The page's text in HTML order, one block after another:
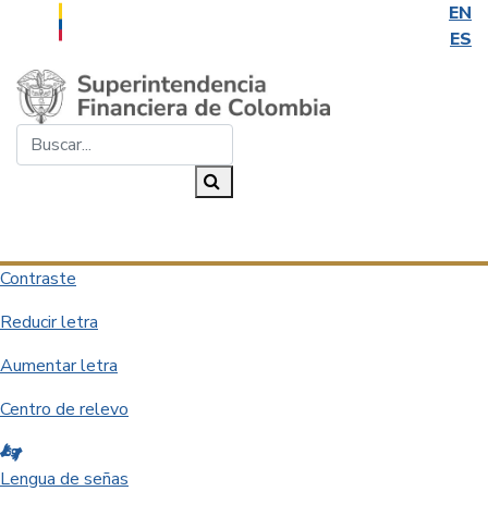
EN
ES
Saltar al contenido principal
Contraste
Reducir letra
Aumentar letra
Centro de relevo
Lengua de señas